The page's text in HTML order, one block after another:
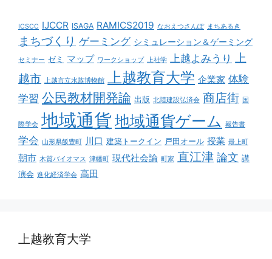
ICSCC IJCCR ISAGA RAMICS2019 なおえつさんぽ まちあるき
まちづくり ゲーミング シミュレーション＆ゲーミング
セミナー ゼミ マップ ワークショップ 上社学 上越よみうり 上
越市 上越市立水族博物館 上越教育大学 企業家 体験
学習 公民教材開発論 出版 北陸建設弘済会 商店街 国
際学会 地域通貨地域通貨ゲーム 報告書
学会 山形県飯豊町 川口 建築トークイン 戸田オール 授業 最上町
朝市 木質バイオマス 津幡町 現代社会論 町家 直江津 論文 講
演会 進化経済学会 高田
上越教育大学